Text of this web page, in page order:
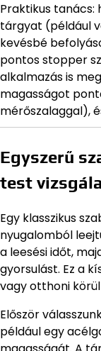
Praktikus tanács:
tárgyat (például
kevésbé
pontos stopper
alkalmazás is
magasságot
mérőszalaggal),
Egyszerű
test
Egy klasszikus
nyugalomból
a leesési időt,
gyorsulást. Ez a
vagy otthoni
Először
például egy